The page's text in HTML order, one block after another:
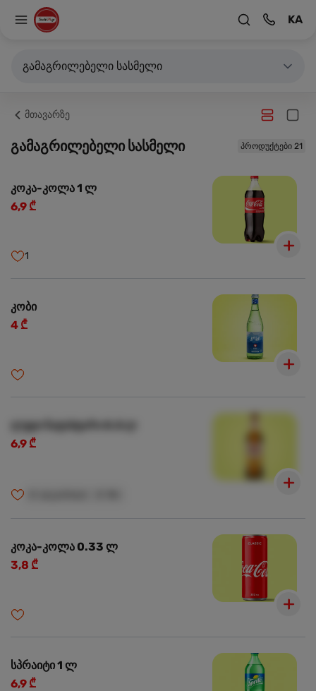
KA
გამაგრილებელი სასმელი
მთავარზე
გამაგრილებელი სასმელი პროდუქტები 21
კოკა-კოლა 1 ლ
6,9 ₾
1
კობი
4 ₾
ლუდი ნატახტარი 0.5 ლ
6,9 ₾
კოკა-კოლა 0.33 ლ
3,8 ₾
სპრაიტი 1 ლ
6,9 ₾